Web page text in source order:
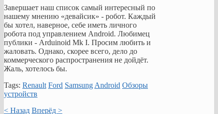
Завершает наш список самый интересный по
нашему мнению «девайсик» - робот. Каждый
бы хотел, наверное, себе иметь личного
робота под управлением Android. Любимец
публики - Arduinoid Mk I. Просим любить и
жаловать. Однако, скорее всего, дело до
коммерческого распространения не дойдёт.
Жаль, хотелось бы.
Tags: Renault Ford Samsung Android Обзоры
устройств
< Назад Вперёд >